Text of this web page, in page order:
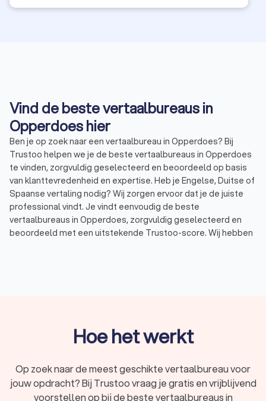
Vind de beste vertaalbureaus in
Opperdoes hier
Ben je op zoek naar een vertaalbureau in Opperdoes? Bij
Trustoo helpen we je de beste vertaalbureaus in Opperdoes
te vinden, zorgvuldig geselecteerd en beoordeeld op basis
van klanttevredenheid en expertise. Heb je Engelse, Duitse of
Spaanse vertaling nodig? Wij zorgen ervoor dat je de juiste
professional vindt. Je vindt eenvoudig de beste
vertaalbureaus in Opperdoes, zorgvuldig geselecteerd en
beoordeeld met een uitstekende Trustoo-score. Wij hebben
voor jouw vertalingen
Ben je op zoek naar een professioneel vertaalbureau in
Opperdoes voor hoogwaardige vertalingen? Ben je op zoek
Hoe het werkt
Op zoek naar de meest geschikte vertaalbureau voor
jouw opdracht? Bij Trustoo vraag je gratis en vrijblijvend
voorstellen op bij de beste vertaalbureaus in